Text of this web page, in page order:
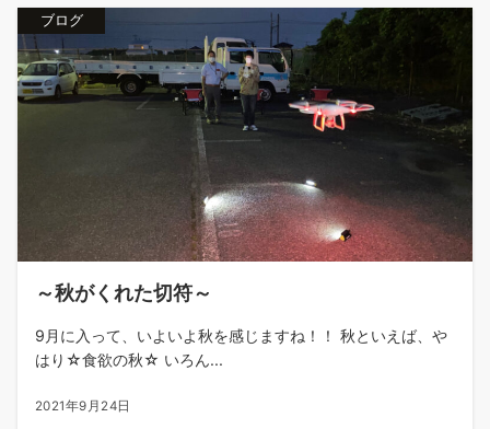
ブログ
～秋がくれた切符～
9月に入って、いよいよ秋を感じますね！！ 秋といえば、や
はり☆食欲の秋☆ いろん...
2021年9月24日